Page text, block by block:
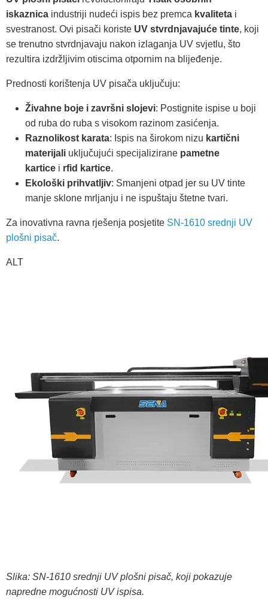
iskaznica industriji nudeći ispis bez premca kvaliteta i
svestranost. Ovi pisači koriste UV stvrdnjavajuće tinte, koji
se trenutno stvrdnjavaju nakon izlaganja UV svjetlu, što
rezultira izdržljivim otiscima otpornim na blijeđenje.
Prednosti korištenja UV pisača uključuju:
Živahne boje i završni slojevi: Postignite ispise u boji
od ruba do ruba s visokom razinom zasićenja.
Raznolikost karata: Ispis na širokom nizu kartični
materijali uključujući specijalizirane pametne
kartice i rfid kartice.
Ekološki prihvatljiv: Smanjeni otpad jer su UV tinte
manje sklone mrljanju i ne ispuštaju štetne tvari.
Za inovativna ravna rješenja posjetite SN-1610 srednji UV
plošni pisač.
ALT
Slika: SN-1610 srednji UV plošni pisač, koji pokazuje
napredne mogućnosti UV ispisa.